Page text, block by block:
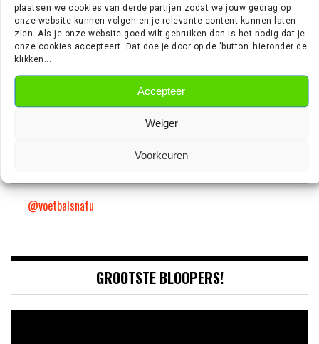
plaatsen we cookies van derde partijen zodat we jouw gedrag op
onze website kunnen volgen en je relevante content kunnen laten
zien. Als je onze website goed wilt gebruiken dan is het nodig dat je
onze cookies accepteert. Dat doe je door op de 'button' hieronder de
klikken...
Accepteer
Weiger
Voorkeuren
EREDIVISIE NIEUWS
Wie is Jan Virgili? De aanvaller die bij Ajax op de radar staat
‘Sunderland aast op de handtekening van Ernst Poku’
‘Ajax wil nog vijf nieuwe spelers halen’
‘PSV meldt zich in Alkmaar voor 24-jarige Troy Parrott’
Mexx Meerdink (23) was bang dat hij zijn oor was verloren
VOETBALSNAFU OP TIKTOK
@voetbalsnafu
GROOTSTE BLOOPERS!